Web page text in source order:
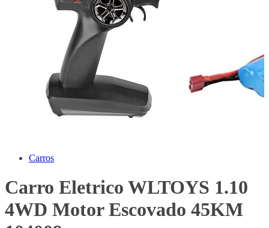
Carros
Carro Eletrico WLTOYS 1.10
4WD Motor Escovado 45KM